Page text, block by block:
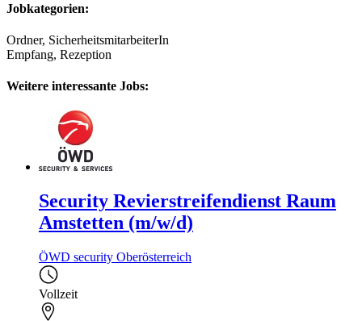
Jobkategorien:
Ordner, SicherheitsmitarbeiterIn
Empfang, Rezeption
Weitere interessante Jobs:
Security Revierstreifendienst Raum
Amstetten (m/w/d)
ÖWD security Oberösterreich
Vollzeit